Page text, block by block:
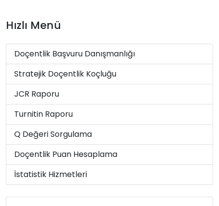
Hızlı Menü
Doçentlik Başvuru Danışmanlığı
Stratejik Doçentlik Koçluğu
JCR Raporu
Turnitin Raporu
Q Değeri Sorgulama
Doçentlik Puan Hesaplama
İstatistik Hizmetleri